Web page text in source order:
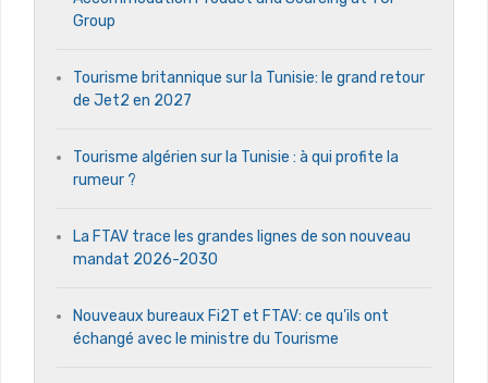
Group
Tourisme britannique sur la Tunisie: le grand retour
de Jet2 en 2027
Tourisme algérien sur la Tunisie : à qui profite la
rumeur ?
La FTAV trace les grandes lignes de son nouveau
mandat 2026-2030
Nouveaux bureaux Fi2T et FTAV: ce qu’ils ont
échangé avec le ministre du Tourisme